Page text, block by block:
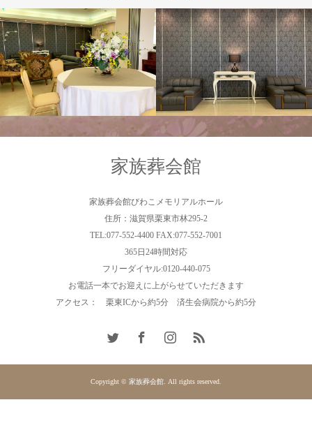
家族葬会館
家族葬会館びわこメモリアルホール
住所：滋賀県栗東市林295-2
TEL:077-552-4400 FAX:077-552-7001
365日24時間対応
フリーダイヤル:0120-440-075
お電話一本でお迎えに上がらせていただきます
アクセス： 栗東ICから約5分 済生会病院から約5分
Copyright © 家族葬会館. All rights reserved.